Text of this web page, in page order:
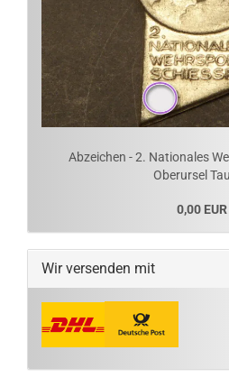
Abzeichen - 2. Nationales
Oberursel
0,00 EUR
Wir versenden mit